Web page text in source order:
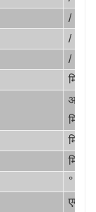
/
/
/
मिमी
आर/
मिनट
मिमी
मिमी
°
एम